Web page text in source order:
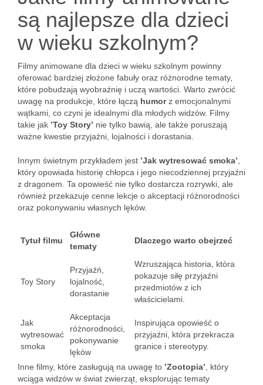
są najlepsze dla dzieci
w wieku szkolnym?
Filmy animowane dla dzieci w wieku szkolnym powinny
oferować bardziej złożone fabuły oraz różnorodne tematy,
które pobudzają wyobraźnię i uczą wartości. Warto zwrócić
uwagę na produkcje, które łączą humorz emocjonalnymi
wątkami, co czyni je idealnymi dla młodych widzów. Filmy
takie jak ’Toy Story’ nie tylko bawią, ale także poruszają
ważne kwestie przyjaźni, lojalności i dorastania.
Innym świetnym przykładem jest ’Jak wytresować smoka’
który opowiada historię chłopca i jego niecodziennej przyjaźni
z dragonem. Ta opowieść nie tylko dostarcza rozrywki, ale
również przekazuje cenne lekcje o akceptacji różnorodności
oraz pokonywaniu własnych lęków.
Tytuł filmu
Główne
tematy
Dlaczego warto obejrzeć
Toy Story
Przyjaźń,
lojalność,
dorastanie
Wzruszająca historia, która
pokazuje siłę przyjaźni
przedmiotów z ich
właścicielami.
Jak
wytresować
smoka
Akceptacja
różnorodności,
pokonywanie
lęków
Inspirująca opowieść o
przyjaźni, która przekracza
granice i stereotypy.
Inne filmy, które zasługują na uwagę to ’Zootopia’ , który
wciąga widzów w świat zwierząt, eksplorując tematy